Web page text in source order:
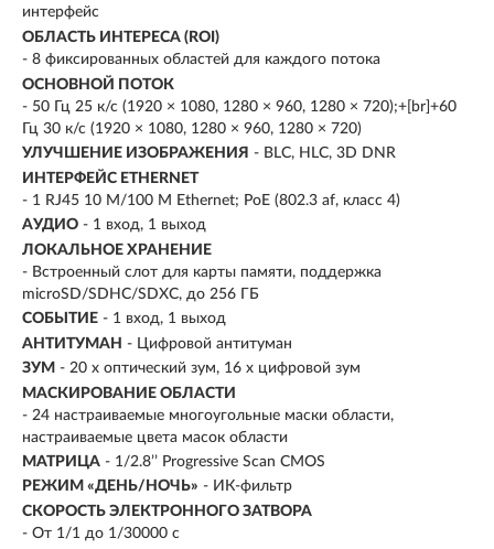
интерфейс
ОБЛАСТЬ ИНТЕРЕСА (ROI)
- 8 фиксированных областей для каждого потока
ОСНОВНОЙ ПОТОК
- 50 Гц 25 к/с (1920 × 1080, 1280 × 960, 1280 × 720);+[br]+60
Гц 30 к/с (1920 × 1080, 1280 × 960, 1280 × 720)
УЛУЧШЕНИЕ ИЗОБРАЖЕНИЯ - BLC, HLC, 3D DNR
ИНТЕРФЕЙС ETHERNET
- 1 RJ45 10 M/100 M Ethernet; PoE (802.3 af, класс 4)
АУДИО - 1 вход, 1 выход
ЛОКАЛЬНОЕ ХРАНЕНИЕ
- Встроенный слот для карты памяти, поддержка
microSD/SDHC/SDXC, до 256 ГБ
СОБЫТИЕ - 1 вход, 1 выход
АНТИТУМАН - Цифровой антитуман
ЗУМ - 20 х оптический зум, 16 х цифровой зум
МАСКИРОВАНИЕ ОБЛАСТИ
- 24 настраиваемые многоугольные маски области,
настраиваемые цвета масок области
МАТРИЦА - 1/2.8’’ Progressive Scan CMOS
РЕЖИМ «ДЕНЬ/НОЧЬ» - ИК-фильтр
СКОРОСТЬ ЭЛЕКТРОННОГО ЗАТВОРА
- От 1/1 до 1/30000 с